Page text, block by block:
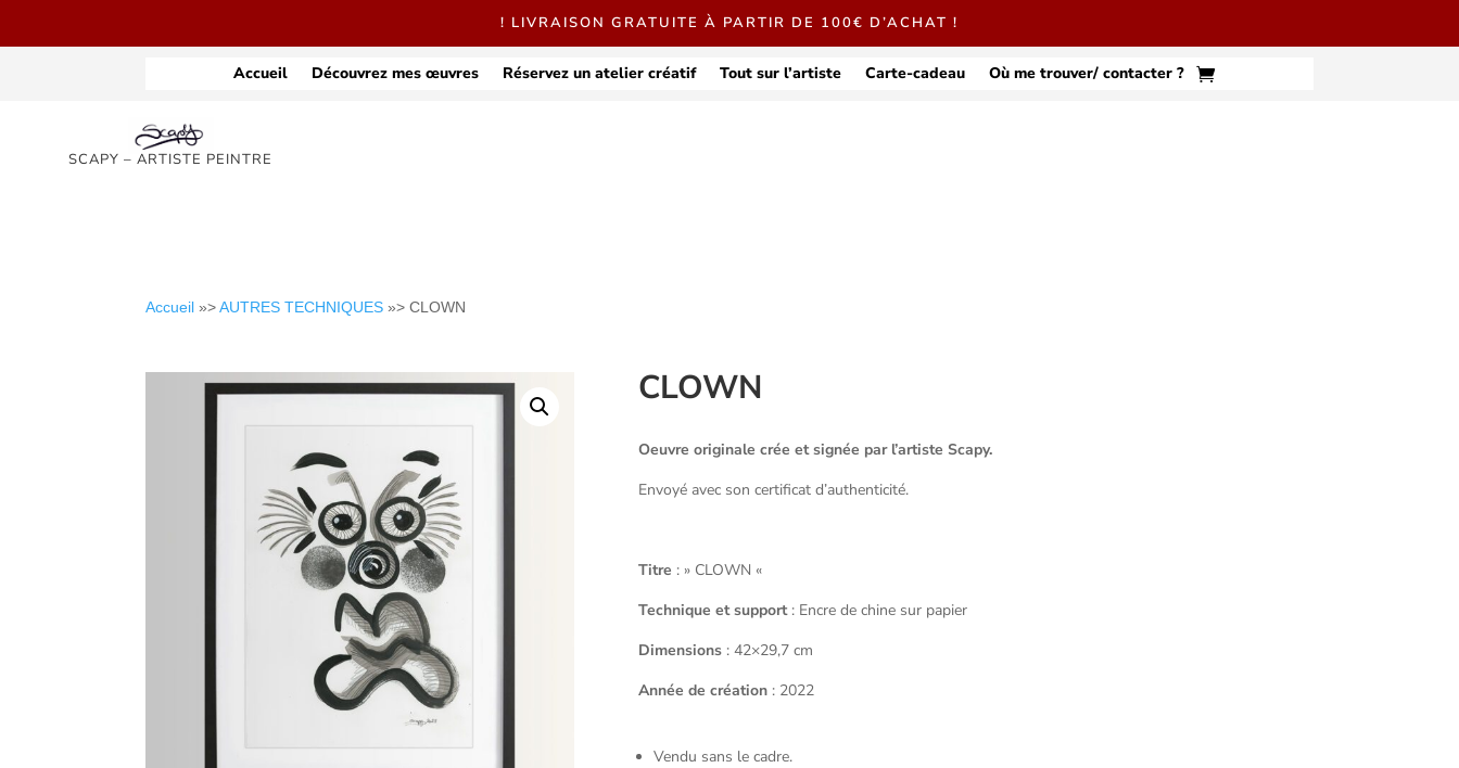
! LIVRAISON GRATUITE À PARTIR DE 100€ D’ACHAT !
Accueil Découvrez mes œuvres Réservez un atelier créatif Tout sur l’artiste Carte-cadeau Où me trouver/ contacter ?
SCAPY – ARTISTE PEINTRE
Accueil »>AUTRES TECHNIQUES »> CLOWN
CLOWN
Oeuvre originale crée et signée par l’artiste Scapy.
Envoyé avec son certificat d’authenticité.
Titre : » CLOWN «
Technique et support: Encre de chine sur papier
Dimensions : 42×29,7 cm
Année de création : 2022
Vendu sans le cadre.